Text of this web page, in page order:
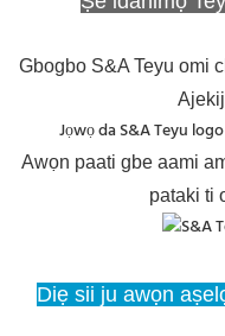
Gbogbo S&A Teyu omi
Jọwọ da S&A Teyu
Awọn paati gbe aami
pataki ti
Diẹ sii ju awọn